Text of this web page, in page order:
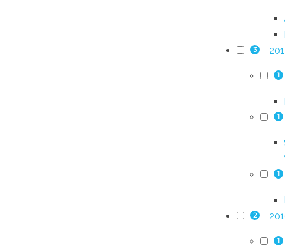
3
1
1
1
2
1